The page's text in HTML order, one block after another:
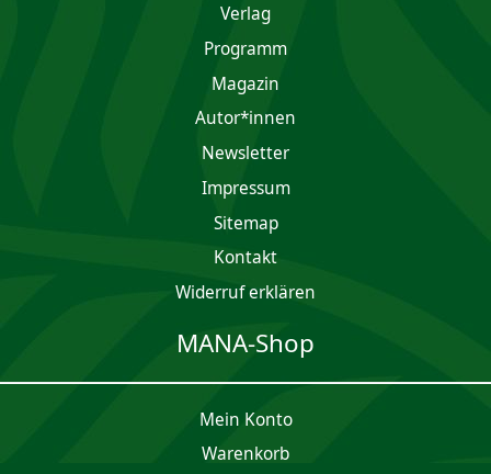
Verlag
Programm
Magazin
Autor*innen
Newsletter
Impres­sum
Sitemap
Kontakt
Widerruf erklären
MANA-Shop
Mein Konto
Waren­korb